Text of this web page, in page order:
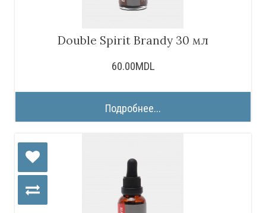
Double Spirit Brandy 30 мл
60.00MDL
Подробнее...